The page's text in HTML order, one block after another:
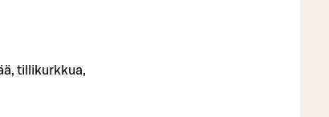
tillikurkkua,